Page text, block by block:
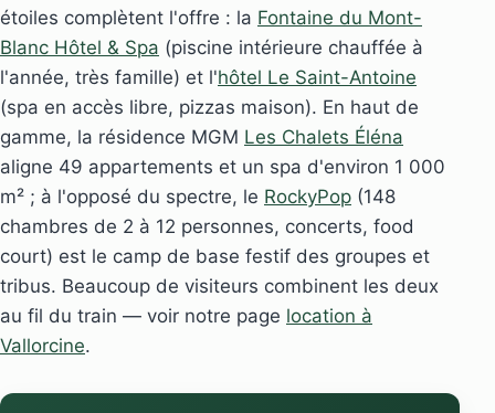
étoiles complètent l'offre : la Fontaine du Mont-
Blanc Hôtel & Spa (piscine intérieure chauffée à
l'année, très famille) et l'hôtel Le Saint-Antoine
(spa en accès libre, pizzas maison). En haut de
gamme, la résidence MGM Les Chalets Éléna
aligne 49 appartements et un spa d'environ 1 000
m² ; à l'opposé du spectre, le RockyPop (148
chambres de 2 à 12 personnes, concerts, food
court) est le camp de base festif des groupes et
tribus. Beaucoup de visiteurs combinent les deux
au fil du train — voir notre page location à
Vallorcine.